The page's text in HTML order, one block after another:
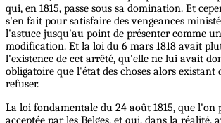
qui, en 1815, passe sous sa domination. Et
s'en fait pour satisfaire des vengeances
l'astuce jusqu'au point de présenter comme
modification. Et la loi du 6 mars 1818 avait
l'existence de cet arrêté, qu'elle ne lui avait
obligatoire que l'état des choses alors
refuser.
La loi fondamentale du 24 août 1815, que l'on
acceptée par les Belges, et qui, dans la réalité,